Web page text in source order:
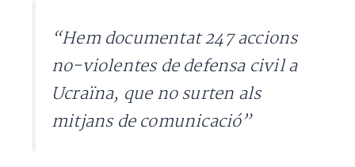
“Hem documentat 247 accions
no-violentes de defensa civil a
Ucraïna, que no surten als
mitjans de comunicació”